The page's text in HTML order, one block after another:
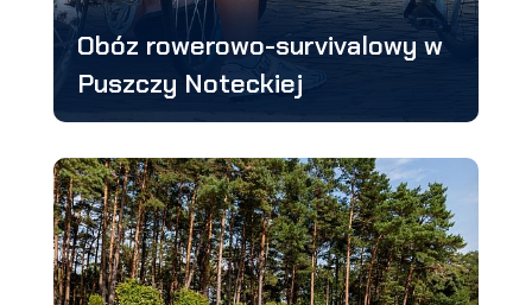
Obóz rowerowo-survivalowy w
Puszczy Noteckiej